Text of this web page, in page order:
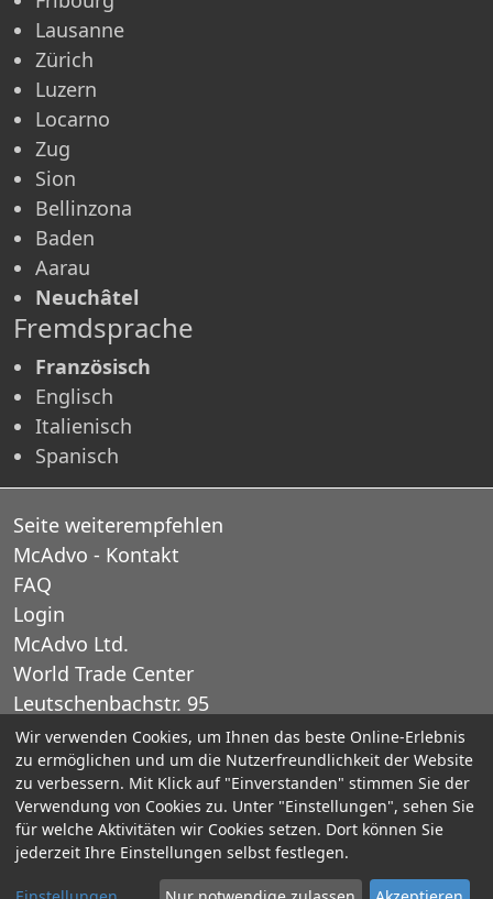
Lausanne
Zürich
Luzern
Locarno
Zug
Sion
Bellinzona
Baden
Aarau
Neuchâtel
Fremdsprache
Französisch
Englisch
Italienisch
Spanisch
Seite weiterempfehlen
McAdvo - Kontakt
FAQ
Login
McAdvo Ltd.
World Trade Center
Leutschenbachstr. 95
CH-8050 Zurich
Schweiz
E-Mail: office@mcadvo.com
© 2005-2025 McAdvo Ltd.
Wir verwenden Cookies, um Ihnen das beste Online-Erlebnis
zu ermöglichen und um die Nutzerfreundlichkeit der Website
zu verbessern. Mit Klick auf "Einverstanden" stimmen Sie der
Verwendung von Cookies zu. Unter "Einstellungen", sehen Sie
für welche Aktivitäten wir Cookies setzen. Dort können Sie
jederzeit Ihre Einstellungen selbst festlegen.